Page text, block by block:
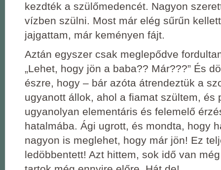
kezdték a szülőmedencét. Nagyon
vízben szülni. Most már elég sűrűn
jajgattam, már keményen fájt.
Aztán egyszer csak meglepődve
„Lehet, hogy jön a baba?? Már???” És
észre, hogy – bár azóta átrendeztük a
ugyanott állok, ahol a fiamat szültem, és
ugyanolyan elementáris és felemelő
hatalmába. Ági ugrott, és mondta, hogy
nagyon is meglehet, hogy már jön! Ez
ledöbbentett! Azt hittem, sok idő van